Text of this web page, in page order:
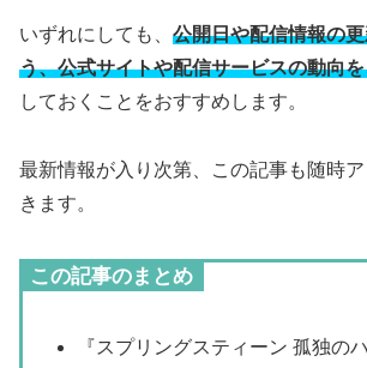
いずれにしても、 公開日や配信情報の
う、公式サイトや配信サービスの動向
しておくことをおすすめします。
最新情報が入り次第、この記事も随時
きます。
この記事のまとめ
『スプリングスティーン 孤独の